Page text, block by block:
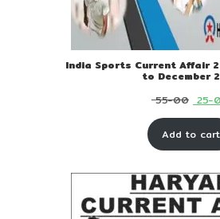
India Sports Current Affair
to December
55-00
price
was:
00.
25-
Add to cart